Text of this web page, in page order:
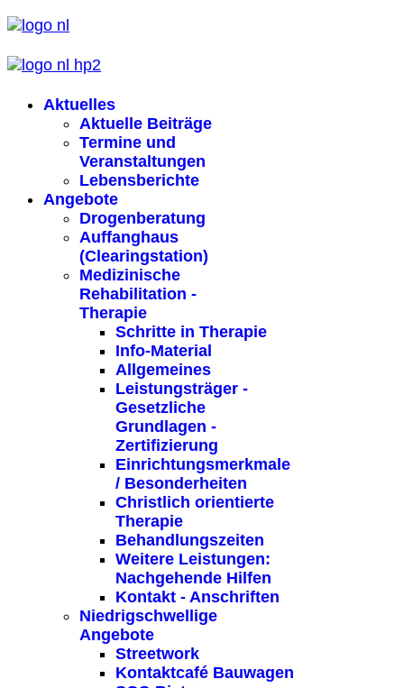
Aktuelles
Aktuelle Beiträge
Termine und
Veranstaltungen
Lebensberichte
Angebote
Drogenberatung
Auffanghaus
(Clearingstation)
Medizinische
Rehabilitation -
Therapie
Schritte in Therapie
Info-Material
Allgemeines
Leistungsträger -
Gesetzliche
Grundlagen -
Zertifizierung
Einrichtungsmerkmale
/ Besonderheiten
Christlich orientierte
Therapie
Behandlungszeiten
Weitere Leistungen:
Nachgehende Hilfen
Kontakt - Anschriften
Niedrigschwellige
Angebote
Streetwork
Kontaktcafé Bauwagen